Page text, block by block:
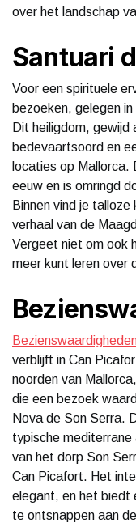
over het landschap
Santuari
Voor een spirituele
bezoeken, gelegen
Dit heiligdom, gewijd
bedevaartsoord en
locaties op Mallorca.
eeuw en is omringd
Binnen vind je
verhaal van de
Vergeet niet om ook
meer kunt leren over
verblijft in Can
noorden van
die een bezoek
Nova de Son Serra.
typische mediterrane
van het dorp Son
Can Picafort. Het
elegant, en het biedt
te ontsnappen aan